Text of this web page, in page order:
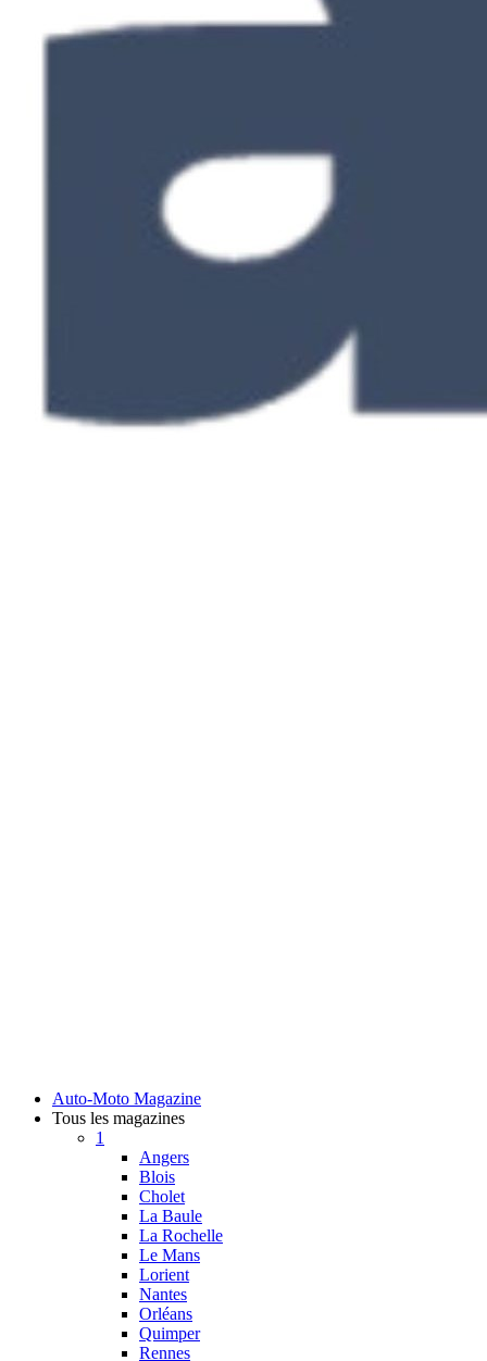
Auto-Moto Magazine
Tous les magazines
1
Angers
Blois
Cholet
La Baule
La Rochelle
Le Mans
Lorient
Nantes
Orléans
Quimper
Rennes